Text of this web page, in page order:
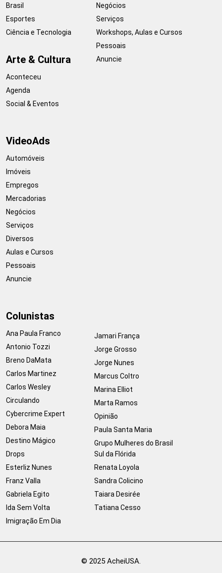
Brasil
Esportes
Ciência e Tecnologia
Arte & Cultura
Aconteceu
Agenda
Social & Eventos
Negócios
Serviços
Workshops, Aulas e Cursos
Pessoais
Anuncie
VideoAds
Automóveis
Imóveis
Empregos
Mercadorias
Negócios
Serviços
Diversos
Aulas e Cursos
Pessoais
Anuncie
Colunistas
Ana Paula Franco
Antonio Tozzi
Breno DaMata
Carlos Martinez
Carlos Wesley
Circulando
Cybercrime Expert
Debora Maia
Destino Mágico
Drops
Esterliz Nunes
Franz Valla
Gabriela Egito
Ida Sem Volta
Imigração Em Dia
Jamari França
Jorge Grosso
Jorge Nunes
Marcus Coltro
Marina Elliot
Marta Ramos
Opinião
Paula Santa Maria
Grupo Mulheres do Brasil
Sul da Flórida
Renata Loyola
Sandra Colicino
Taiara Desirée
Tatiana Cesso
© 2025 AcheiUSA.